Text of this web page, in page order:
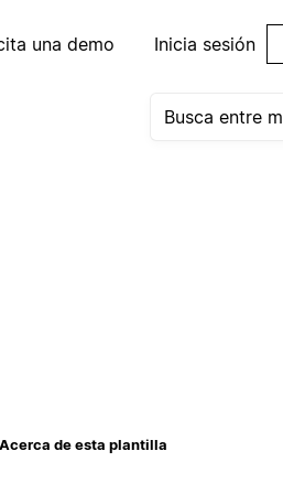
una demo Inicia sesión
Acerca de esta plantilla